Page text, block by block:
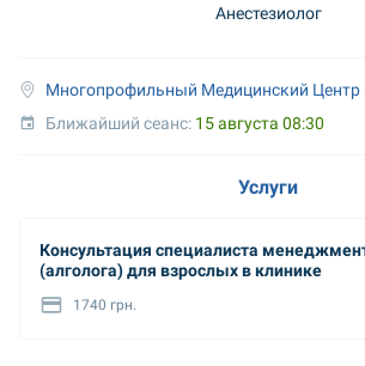
Анестезиолог
Многопрофильный Медицинский
Ближайший сеанс: 15 августа 08:30
Услуги
Консультация специалиста
(алголога) для взрослых в клинике
1740 грн.